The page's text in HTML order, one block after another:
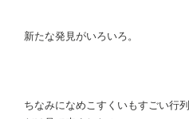
新たな発見がいろいろ。
ちなみになめこすくいもすごい行